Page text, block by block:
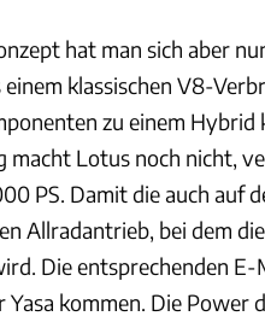
hat man sich aber
klassischen V8-
zu einem
macht Lotus noch nicht,
PS. Damit die auch auf
Allradantrieb, bei dem
Die entsprechenden
Yasa kommen. Die